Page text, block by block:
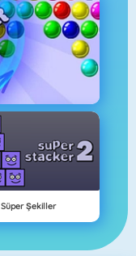
Süper Şekiller